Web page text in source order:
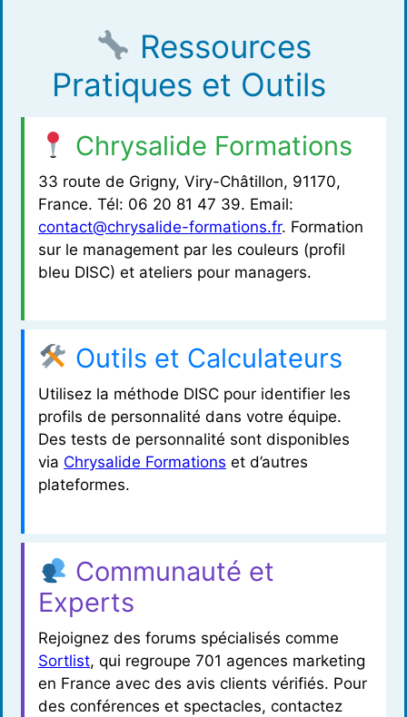
Ressources
Pratiques et Outils
Chrysalide Formations
33 route de Grigny, Viry-Châtillon, 91170,
France. Tél: 06 20 81 47 39. Email:
contact@chrysalide-formations.fr. Formation
sur le management par les couleurs (profil
bleu DISC) et ateliers pour managers.
Outils et Calculateurs
Utilisez la méthode DISC pour identifier les
profils de personnalité dans votre équipe.
Des tests de personnalité sont disponibles
via Chrysalide Formations et d’autres
plateformes.
Communauté et
Experts
Rejoignez des forums spécialisés comme
Sortlist, qui regroupe 701 agences marketing
en France avec des avis clients vérifiés. Pour
des conférences et spectacles, contactez